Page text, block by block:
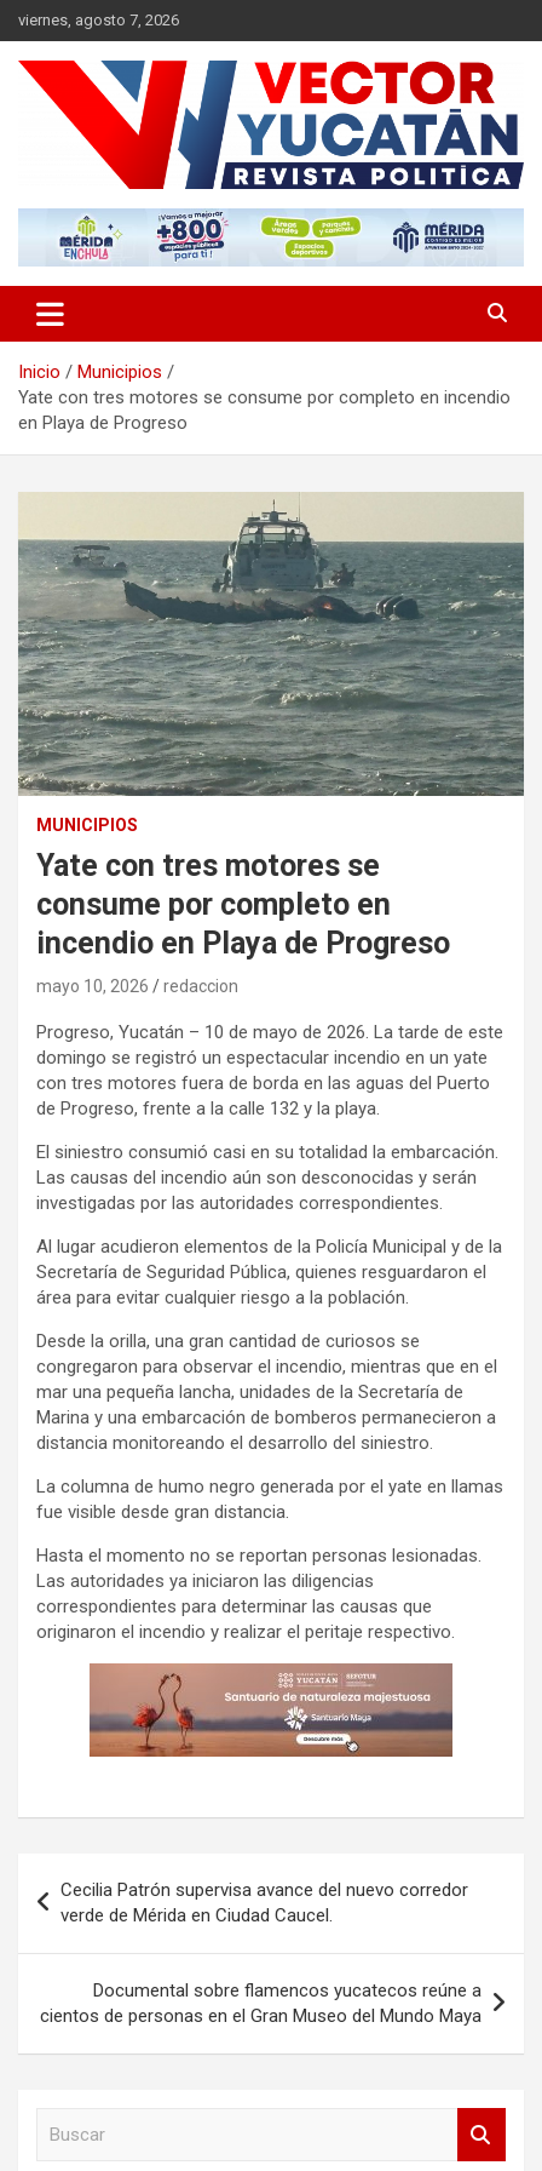
Saltar
al
contenido
viernes, agosto 7, 2026
Vector Yucatán
Inicio
Municipios
Yate con tres motores se consume por completo en incendio
en Playa de Progreso
MUNICIPIOS
Yate con tres motores se
consume por completo en
incendio en Playa de Progreso
mayo 10, 2026 redaccion
Progreso, Yucatán – 10 de mayo de 2026. La tarde de este
domingo se registró un espectacular incendio en un yate
con tres motores fuera de borda en las aguas del Puerto
de Progreso, frente a la calle 132 y la playa.
El siniestro consumió casi en su totalidad la embarcación.
Las causas del incendio aún son desconocidas y serán
investigadas por las autoridades correspondientes.
Al lugar acudieron elementos de la Policía Municipal y de la
Secretaría de Seguridad Pública, quienes resguardaron el
área para evitar cualquier riesgo a la población.
Desde la orilla, una gran cantidad de curiosos se
congregaron para observar el incendio, mientras que en el
mar una pequeña lancha, unidades de la Secretaría de
Marina y una embarcación de bomberos permanecieron a
distancia monitoreando el desarrollo del siniestro.
La columna de humo negro generada por el yate en llamas
fue visible desde gran distancia.
Hasta el momento no se reportan personas lesionadas.
Las autoridades ya iniciaron las diligencias
correspondientes para determinar las causas que
originaron el incendio y realizar el peritaje respectivo.
de
entradas
Cecilia Patrón supervisa avance del nuevo corredor
verde de Mérida en Ciudad Caucel.
Documental sobre flamencos yucatecos reúne a
cientos de personas en el Gran Museo del Mundo Maya